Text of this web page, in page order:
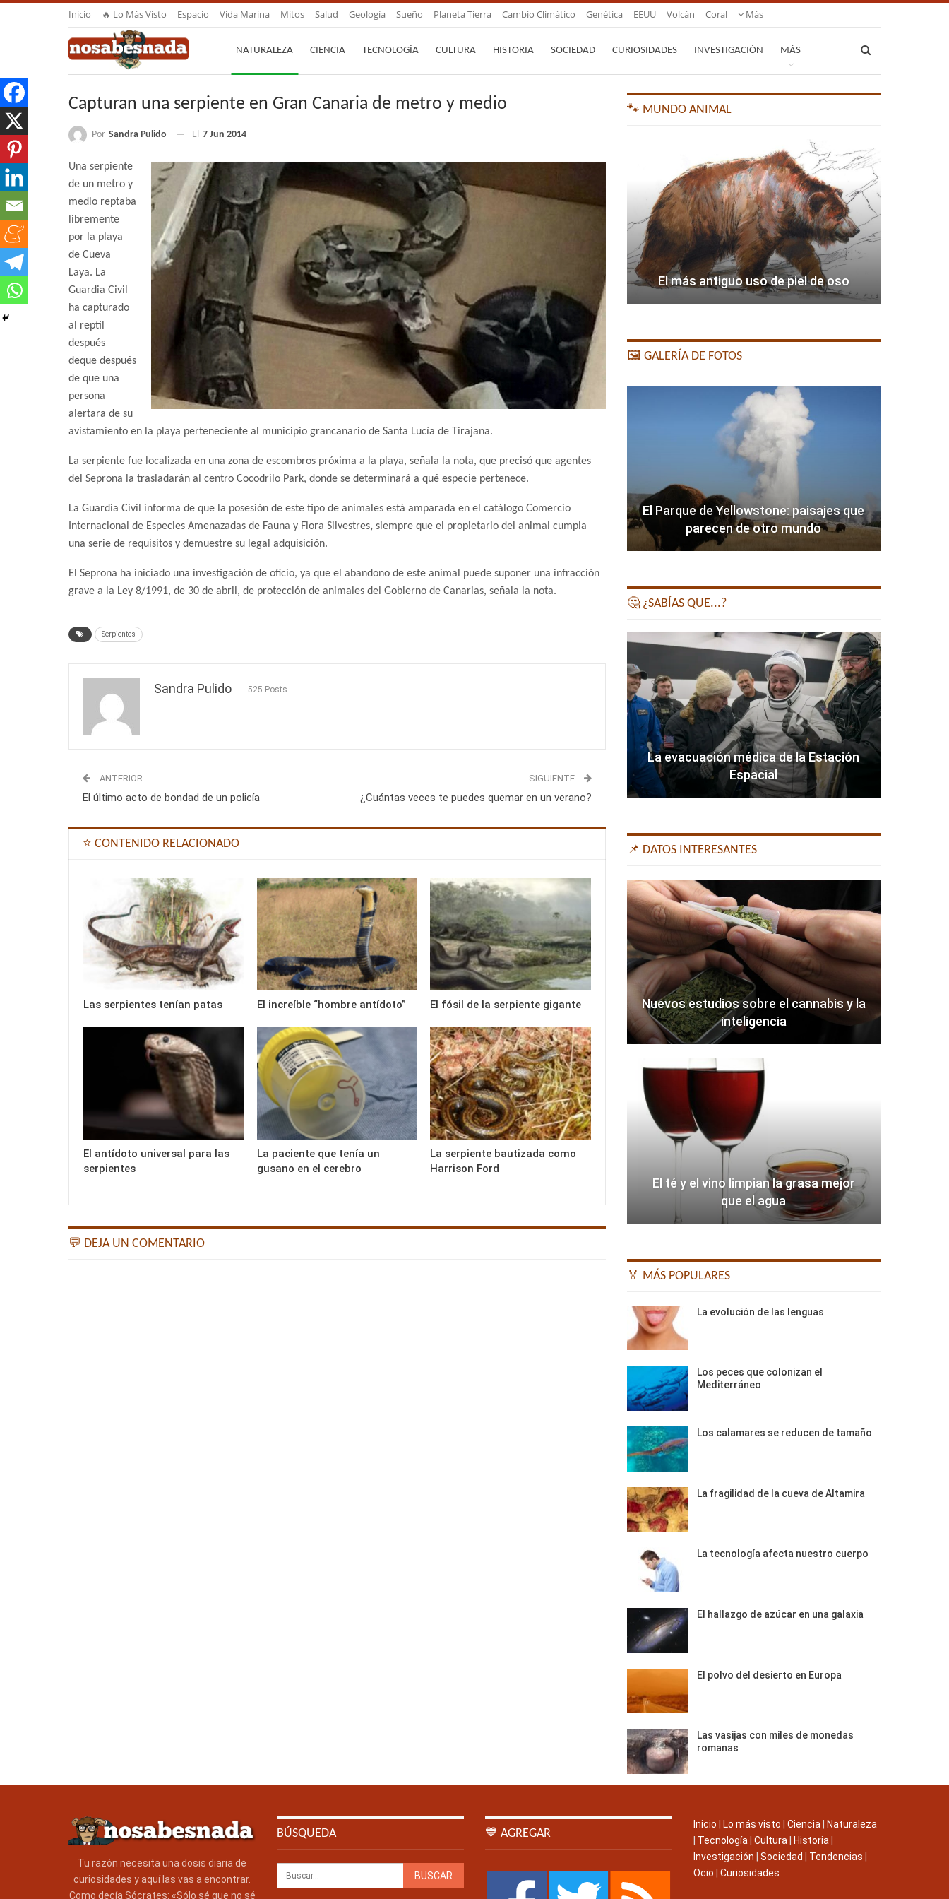
Inicio 🔥 Lo Más Visto Espacio Vida Marina Mitos Salud Geología Sueño Planeta Tierra Cambio Climático Genética EEUU Volcán Coral Más
NATURALEZA CIENCIA TECNOLOGÍA CULTURA HISTORIA SOCIEDAD CURIOSIDADES INVESTIGACIÓN MÁS
Capturan una serpiente en Gran Canaria de metro y medio
Por Sandra Pulido El 7 Jun 2014
Una serpiente
de un metro y
medio reptaba
libremente
por la playa
de Cueva
Laya. La
Guardia Civil
ha capturado
al reptil
después
deque después
de que una
persona
alertara de su
avistamiento en la playa perteneciente al municipio grancanario de Santa Lucía de Tirajana.
La serpiente fue localizada en una zona de escombros próxima a la playa, señala la nota, que precisó que agentes
del Seprona la trasladarán al centro Cocodrilo Park, donde se determinará a qué especie pertenece.
La Guardia Civil informa de que la posesión de este tipo de animales está amparada en el catálogo Comercio
Internacional de Especies Amenazadas de Fauna y Flora Silvestres, siempre que el propietario del animal cumpla
una serie de requisitos y demuestre su legal adquisición.
El Seprona ha iniciado una investigación de oficio, ya que el abandono de este animal puede suponer una infracción
grave a la Ley 8/1991, de 30 de abril, de protección de animales del Gobierno de Canarias, señala la nota.
Serpientes
Sandra Pulido 525 Posts
ANTERIOR
El último acto de bondad de un policía
SIGUIENTE
¿Cuántas veces te puedes quemar en un verano?
⭐ CONTENIDO RELACIONADO
Las serpientes tenían patas El increíble “hombre antídoto” El fósil de la serpiente gigante
El antídoto universal para las
serpientes
La paciente que tenía un
gusano en el cerebro
La serpiente bautizada como
Harrison Ford
💬 DEJA UN COMENTARIO
🐾 MUNDO ANIMAL
El más antiguo uso de piel de oso
🖼️ GALERÍA DE FOTOS
El Parque de Yellowstone: paisajes que
parecen de otro mundo
🤔 ¿SABÍAS QUE...?
La evacuación médica de la Estación
Espacial
📌 DATOS INTERESANTES
Nuevos estudios sobre el cannabis y la
inteligencia
El té y el vino limpian la grasa mejor
que el agua
🏅 MÁS POPULARES
La evolución de las lenguas
Los peces que colonizan el
Mediterráneo
Los calamares se reducen de tamaño
La fragilidad de la cueva de Altamira
La tecnología afecta nuestro cuerpo
El hallazgo de azúcar en una galaxia
El polvo del desierto en Europa
Las vasijas con miles de monedas
romanas
Tu razón necesita una dosis diaria de
curiosidades y aquí las vas a encontrar.
Como decía Sócrates: «Sólo sé que no sé
BÚSQUEDA 💙 AGREGAR
Inicio Lo más visto Ciencia
Naturaleza
Tecnología Cultura Historia
Investigación
Sociedad Tendencias
Ocio
Curiosidades